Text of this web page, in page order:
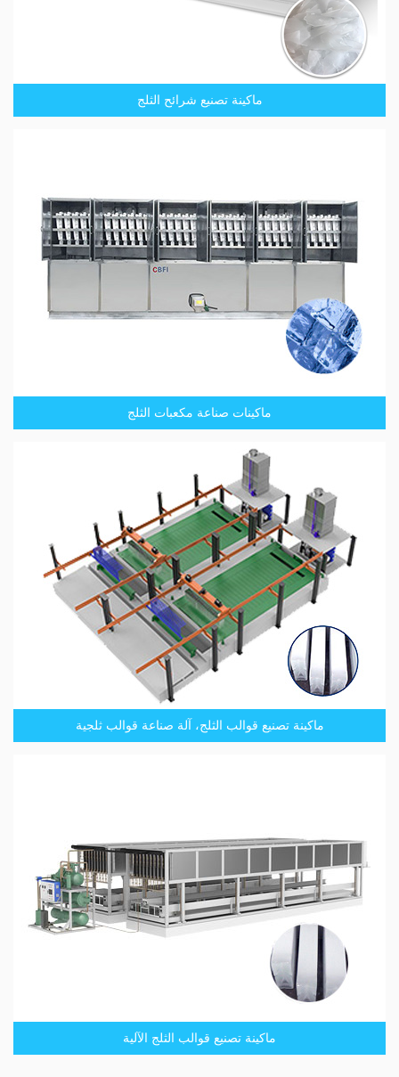
ماكينة تصنيع شرائح الثلج
ماكينات صناعة مكعبات الثلج
ماكينة تصنيع قوالب الثلج، آلة صناعة قوالب ثلجية
ماكينة تصنيع قوالب الثلج الآلية